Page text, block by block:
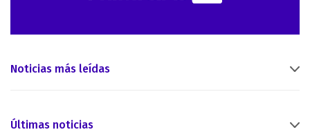
Noticias más leídas
Últimas noticias